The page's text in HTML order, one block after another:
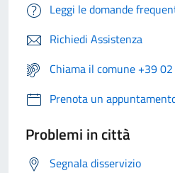
Leggi le domande
Richiedi Assistenza
Chiama il comune +39
Prenota un
Problemi in città
Segnala disservizio